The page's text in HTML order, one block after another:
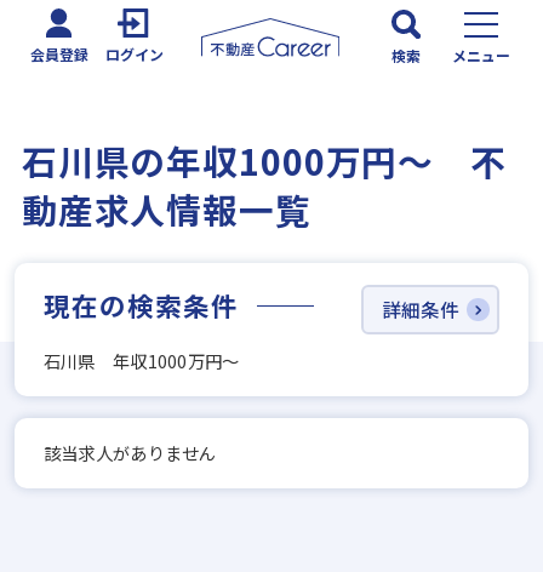
会員登録 ログイン 検索 メニュー
石川県の年収1000万円～ 不
動産求人情報一覧
現在の検索条件
石川県 年収1000万円～
詳細条件
該当求人がありません